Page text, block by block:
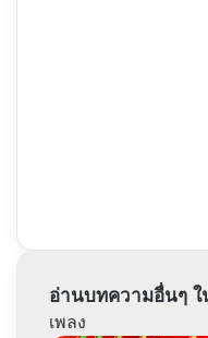
อ่านบทความอื่นๆ
เพลง